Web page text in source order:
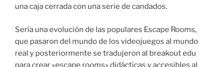
una caja cerrada con una serie de candados.
Sería una evolución de las populares Escape Rooms,
que pasaron del mundo de los videojuegos al mundo
real y posteriormente se tradujeron al breakout edu
para crear «escape rooms» didácticas y accesibles al